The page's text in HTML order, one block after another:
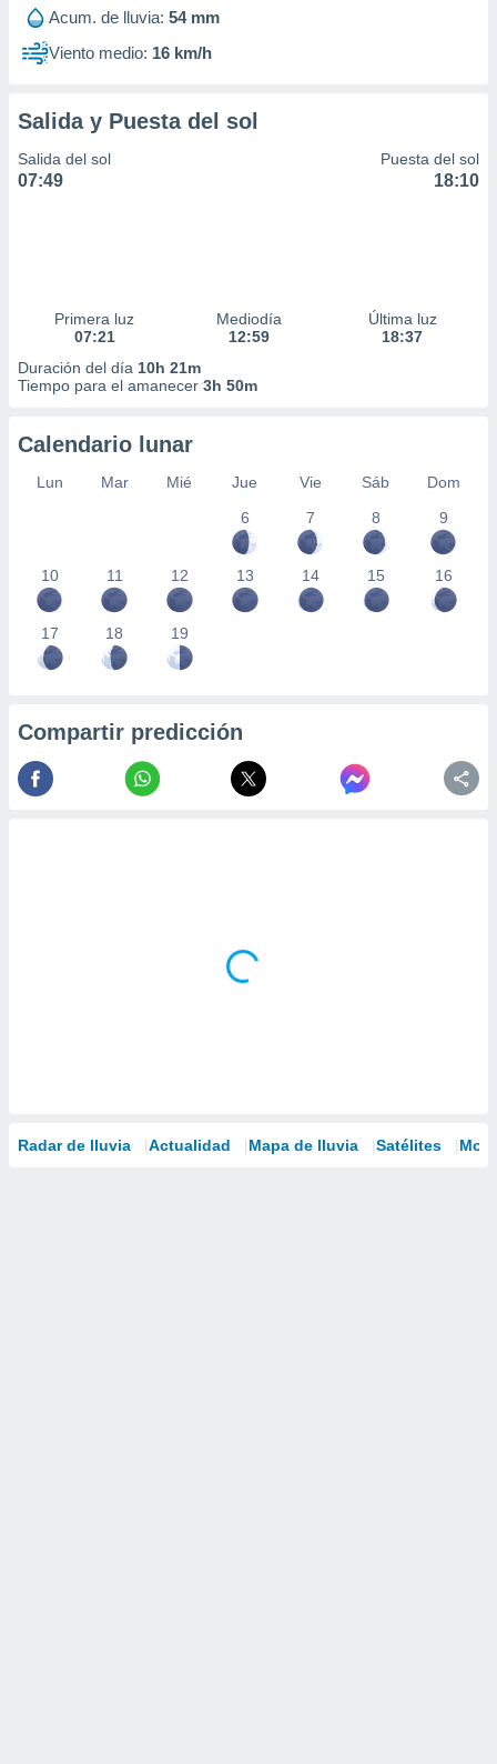
perfiles
utilizar
uso de
o a través
de
de
uso de
e
mediante
publicidad
publicidad
de
Acum. de lluvia: 54 mm
Viento medio: 16 km/h
Salida y Puesta del sol
Salida del sol
07:49
Puesta del sol
18:10
Primera luz
07:21
Mediodía
12:59
Última luz
18:37
Duración del día 10h 21m
Tiempo para el amanecer 3h 50m
Calendario lunar
Lun Mar Mié Jue Vie Sáb
Dom
6
7 8 9
10 11 12 13 14 15 16
17 18 19
Compartir predicción
Radar de lluvia Actualidad Mapa de lluvia Satélites